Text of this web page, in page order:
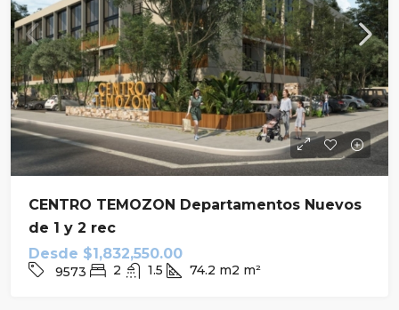
CENTRO TEMOZON Departamentos Nuevos
de 1 y 2 rec
Desde $1,832,550.00
9573 2 1.5 74.2 m2 m²